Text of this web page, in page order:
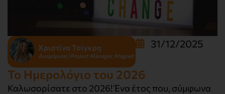
Χριστίνα Τσίγκρη
Διαφήμιση | Project Manager, Magnet
31/12/2025
Το Hμερολόγιο του 2026
Καλωσορίσατε στο 2026! Ένα έτος που, σύμφωνα